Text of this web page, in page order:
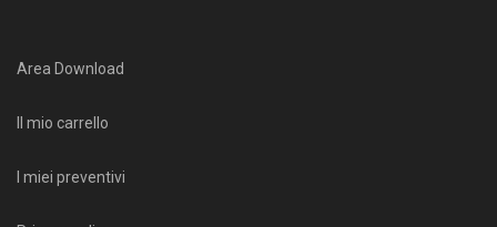
Area Download
Il mio carrello
I miei preventivi